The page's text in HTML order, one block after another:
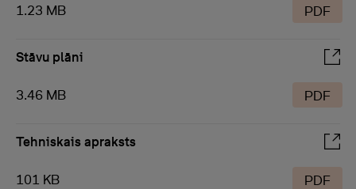
1.23 MB PDF
Stāvu plāni
3.46 MB PDF
Tehniskais apraksts
101 KB PDF